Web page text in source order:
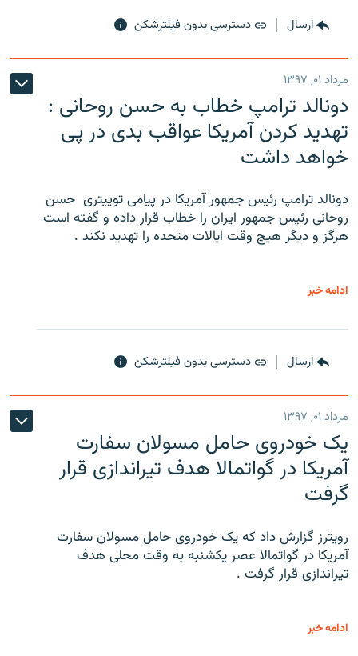
ارسال دسترسی بدون فیلترشکن
مرداد ۰۱, ۱۳۹۷
دونالد ترامپ خطاب به حسن روحانی :
تهدید کردن آمریکا عواقب بدی در پی
خواهد داشت
دونالد ترامپ رئیس جمهور آمریکا در پیامی توییتری ‌ حسن
روحانی رئیس جمهور ایران را خطاب قرار داده و گفته است
هرگز و دیگر هیچ وقت ایالات متحده را تهدید نکند .
ادامه خبر
ارسال دسترسی بدون فیلترشکن
مرداد ۰۱, ۱۳۹۷
یک خودروی حامل مسولان سفارت
آمریکا در گواتمالا هدف تیراندازی قرار
گرفت
رویترز گزارش داد که یک خودروی حامل مسولان سفارت
آمریکا در گواتمالا عصر یکشنبه به وقت محلی هدف
تیراندازی قرار گرفت .
ادامه خبر